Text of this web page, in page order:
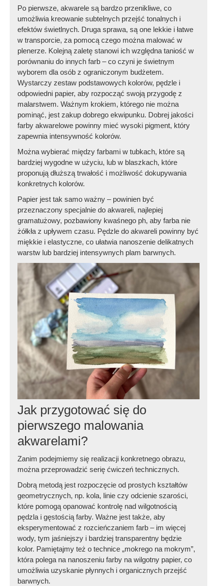
Po pierwsze, akwarele są bardzo przenikliwe, co
umożliwia kreowanie subtelnych przejść tonalnych i
efektów świetlnych. Druga sprawa, są one lekkie i łatwe
w transporcie, za pomocą czego można malować w
plenerze. Kolejną zaletę stanowi ich względna taniość w
porównaniu do innych farb – co czyni je świetnym
wyborem dla osób z ograniczonym budżetem.
Wystarczy zestaw podstawowych kolorów, pędzle i
odpowiedni papier, aby rozpocząć swoją przygodę z
malarstwem. Ważnym krokiem, którego nie można
pominąć, jest zakup dobrego ekwipunku. Dobrej jakości
farby akwarelowe powinny mieć wysoki pigment, który
zapewnia intensywność kolorów.
Można wybierać między farbami w tubkach, które są
bardziej wygodne w użyciu, lub w blaszkach, które
proponują dłuższą trwałość i możliwość dokupywania
konkretnych kolorów.
Papier jest tak samo ważny – powinien być
przeznaczony specjalnie do akwareli, najlepiej
gramatużowy, pozbawiony kwaśnego ph, aby farba nie
żółkła z upływem czasu. Pędzle do akwareli powinny być
miękkie i elastyczne, co ułatwia nanoszenie delikatnych
warstw lub bardziej intensywnych plam barwnych.
Jak przygotować się do
pierwszego malowania
akwarelami?
Zanim podejmiemy się realizacji konkretnego obrazu,
można przeprowadzić serię ćwiczeń technicznych.
Dobrą metodą jest rozpoczęcie od prostych kształtów
geometrycznych, np. kola, linie czy odcienie szarości,
które pomogą opanować kontrolę nad wilgotnością
pędzla i gęstością farby. Ważne jest także, aby
eksperymentować z rozcieńczaniem farb – im więcej
wody, tym jaśniejszy i bardziej transparentny będzie
kolor. Pamiętajmy też o technice „mokrego na mokrym”,
która polega na nanoszeniu farby na wilgotny papier, co
umożliwia uzyskanie płynnych i organicznych przejść
barwnych.